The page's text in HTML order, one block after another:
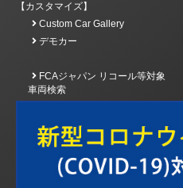
【カスタマイズ】
Custom Car Gallery
デモカー
FCAジャパン リコール等対象
車両検索